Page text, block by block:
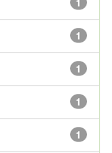
1
1
1
1